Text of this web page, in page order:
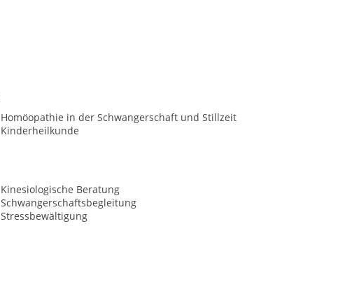
Homöopathie in der Schwangerschaft und Stillzeit
Kinderheilkunde
Kinesiologische Beratung
Schwangerschaftsbegleitung
Stressbewältigung